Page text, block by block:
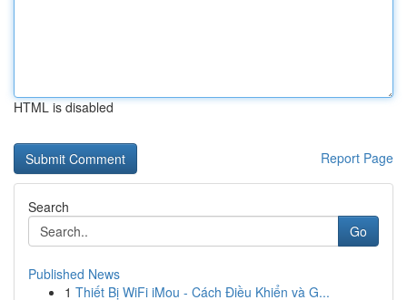
HTML is disabled
Report Page
Search
Go
Published News
1 Thiết Bị WiFi iMou - Cách Điều Khiển và G...